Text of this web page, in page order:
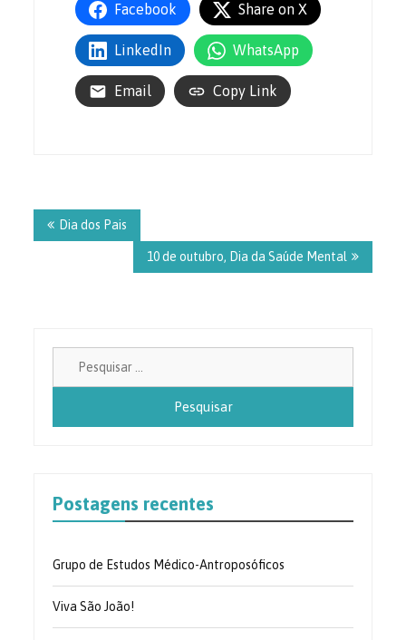
Facebook Share on X
LinkedIn WhatsApp
Email Copy Link
de
Post
Dia dos Pais
10 de outubro, Dia da Saúde Mental
Postagens recentes
Grupo de Estudos Médico-Antroposóficos
Viva São João!